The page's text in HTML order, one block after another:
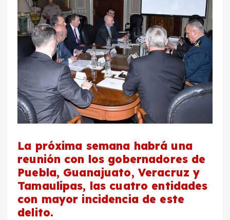
La próxima semana habrá una
reunión con los gobernadores de
Puebla, Guanajuato, Veracruz y
Tamaulipas, las cuatro entidades
con mayor incidencia de este
delito.